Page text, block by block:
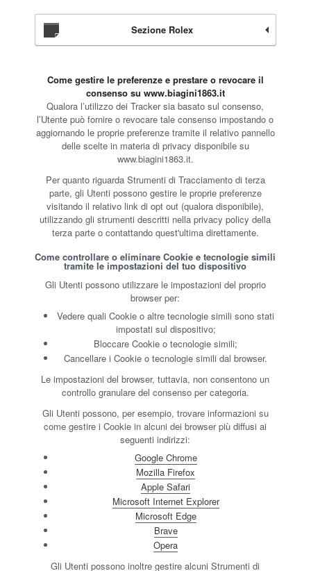
Sezione Rolex
Come gestire le preferenze e prestare o revocare il
consenso su www.biagini1863.it
Qualora l’utilizzo dei Tracker sia basato sul consenso,
l’Utente può fornire o revocare tale consenso impostando o
aggiornando le proprie preferenze tramite il relativo pannello
delle scelte in materia di privacy disponibile su
www.biagini1863.it.
Per quanto riguarda Strumenti di Tracciamento di terza
parte, gli Utenti possono gestire le proprie preferenze
visitando il relativo link di opt out (qualora disponibile),
utilizzando gli strumenti descritti nella privacy policy della
terza parte o contattando quest'ultima direttamente.
Come controllare o eliminare Cookie e tecnologie simili
tramite le impostazioni del tuo dispositivo
Gli Utenti possono utilizzare le impostazioni del proprio
browser per:
Vedere quali Cookie o altre tecnologie simili sono stati
impostati sul dispositivo;
Bloccare Cookie o tecnologie simili;
Cancellare i Cookie o tecnologie simili dal browser.
Le impostazioni del browser, tuttavia, non consentono un
controllo granulare del consenso per categoria.
Gli Utenti possono, per esempio, trovare informazioni su
come gestire i Cookie in alcuni dei browser più diffusi ai
seguenti indirizzi:
Google Chrome
Mozilla Firefox
Apple Safari
Microsoft Internet Explorer
Microsoft Edge
Brave
Opera
Gli Utenti possono inoltre gestire alcuni Strumenti di